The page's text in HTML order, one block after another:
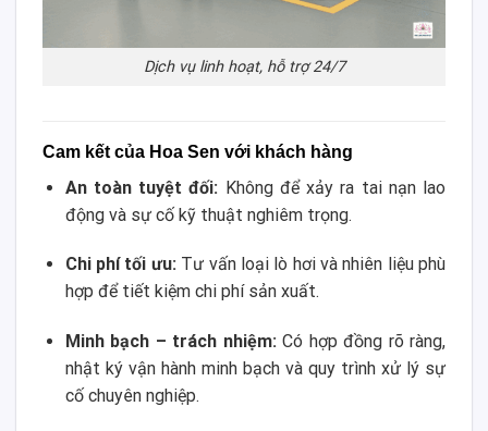
Dịch vụ linh hoạt, hỗ trợ 24/7
Cam kết của Hoa Sen với khách hàng
An toàn tuyệt đối: Không để xảy ra tai nạn lao
động và sự cố kỹ thuật nghiêm trọng.
Chi phí tối ưu:Tư vấn loại lò hơi và nhiên liệu phù
hợp để tiết kiệm chi phí sản xuất.
Minh bạch – trách nhiệm:Có hợp đồng rõ ràng,
nhật ký vận hành minh bạch và quy trình xử lý sự
cố chuyên nghiệp.